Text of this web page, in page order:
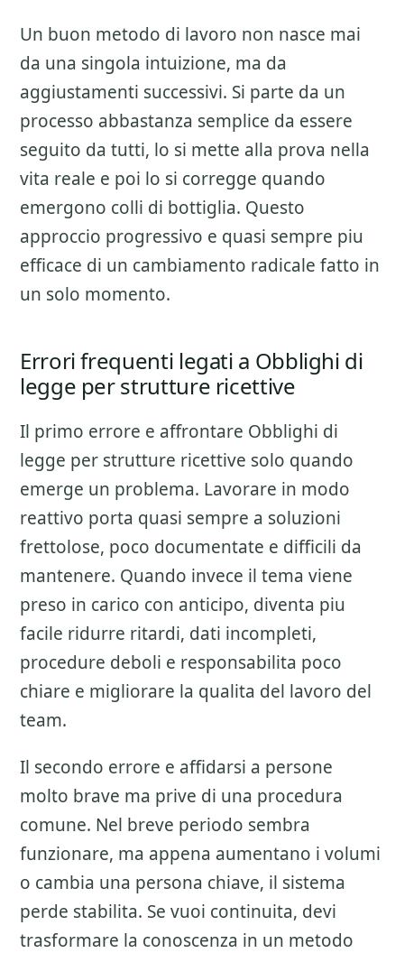
Un buon metodo di lavoro non nasce mai
da una singola intuizione, ma da
aggiustamenti successivi. Si parte da un
processo abbastanza semplice da essere
seguito da tutti, lo si mette alla prova nella
vita reale e poi lo si corregge quando
emergono colli di bottiglia. Questo
approccio progressivo e quasi sempre piu
efficace di un cambiamento radicale fatto in
un solo momento.
Errori frequenti legati a Obblighi di
legge per strutture ricettive
Il primo errore e affrontare Obblighi di
legge per strutture ricettive solo quando
emerge un problema. Lavorare in modo
reattivo porta quasi sempre a soluzioni
frettolose, poco documentate e difficili da
mantenere. Quando invece il tema viene
preso in carico con anticipo, diventa piu
facile ridurre ritardi, dati incompleti,
procedure deboli e responsabilita poco
chiare e migliorare la qualita del lavoro del
team.
Il secondo errore e affidarsi a persone
molto brave ma prive di una procedura
comune. Nel breve periodo sembra
funzionare, ma appena aumentano i volumi
o cambia una persona chiave, il sistema
perde stabilita. Se vuoi continuita, devi
trasformare la conoscenza in un metodo